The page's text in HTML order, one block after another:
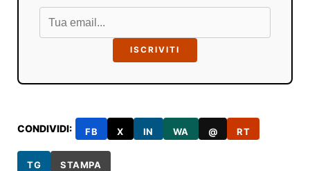
ISCRIVITI
CONDIVIDI: FB X IN WA @ RT
TG STAMPA